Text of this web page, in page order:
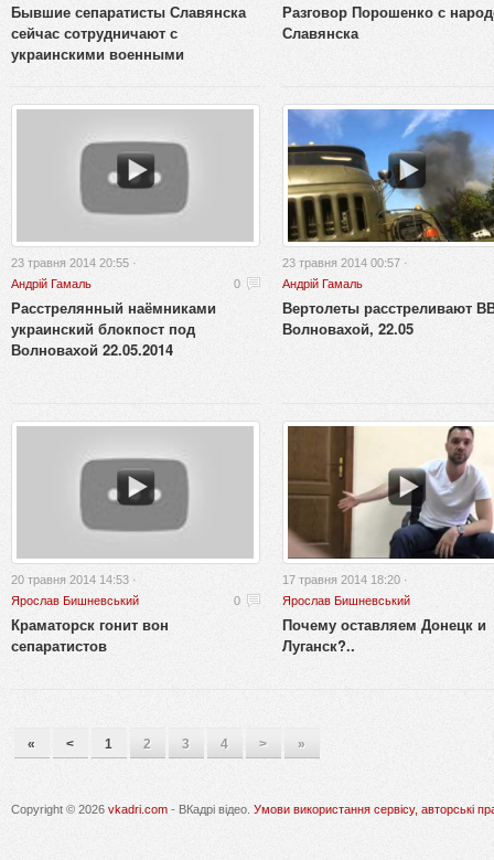
Бывшие сепаратисты Славянска
сейчас сотрудничают с
украинскими военными
Разговор Порошенко с
Славянска
23 травня 2014 20:55 ·
Андрій Гамаль
0
Расстрелянный наёмниками
украинский блокпост под
Волновахой 22.05.2014
23 травня 2014 00:57 ·
Андрій Гамаль
Вертолеты расстреливают
Волновахой, 22.05
20 травня 2014 14:53 ·
Ярослав Бишневський
0
Краматорск гонит вон
сепаратистов
17 травня 2014 18:20 ·
Ярослав Бишневський
Почему оставляем Донецк и
Луганск?..
« < 1 2 3 4 > »
Copyright © 2026 vkadri.com - ВКадрі відео. Умови використання сервісу, авторські